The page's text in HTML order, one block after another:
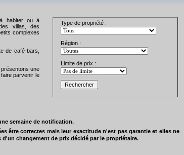
à habiter ou à
villas, des
complexes
de café-bars,
une
parvenir le
Type de propriété :
Région :
Limite de prix :
semaine de notification.
être correctes mais leur exactitude n'est pas garantie et elles ne
changement de prix décidé par le propriétaire.